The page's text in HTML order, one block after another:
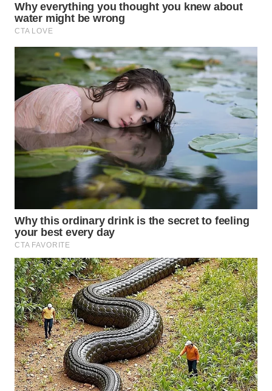
WN
LIKUPANG
WN
LABUANBAJO
WN
BORNEO
Wahana
Media
Group
NEWS
WAHANA
TANI
WAHANA
ADVOKAT
WAHANA
INFRASTRUKTUR
WAHANA